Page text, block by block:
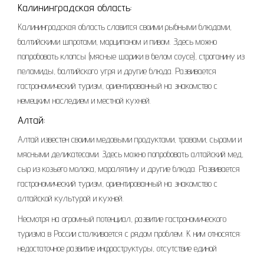
Калининградская область:
Калининградская область славится своими рыбными блюдами,
балтийскими шпротами, марципаном и пивом. Здесь можно
попробовать клопсы (мясные шарики в белом соусе), строганину из
пеламиды, балтийского угря и другие блюда. Развивается
гастрономический туризм, ориентированный на знакомство с
немецким наследием и местной кухней.
Алтай:
Алтай известен своими медовыми продуктами, травами, сырами и
мясными деликатесами. Здесь можно попробовать алтайский мед,
сыр из козьего молока, маралятину и другие блюда. Развивается
гастрономический туризм, ориентированный на знакомство с
алтайской культурой и кухней.
Несмотря на огромный потенциал, развитие гастрономического
туризма в России сталкивается с рядом проблем. К ним относятся:
недостаточное развитие инфраструктуры, отсутствие единой